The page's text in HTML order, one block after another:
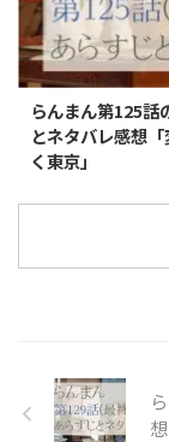
らんまん第125話
とネタバレ感想
く東京」